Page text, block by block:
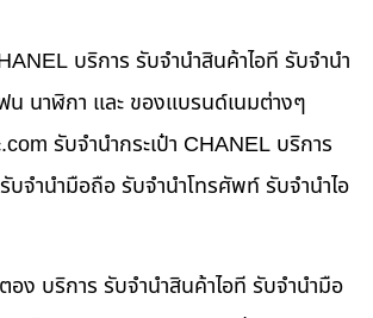
บริการ รับจำนำสินค้าไอที รับจำนำ
น นาฬิกา และ ของแบรนด์เนมต่างๆ
รับจำนำกระเป๋า CHANEL บริการ
บจำนำมือถือ รับจำนำโทรศัพท์ รับจำนำไอ
อง บริการ รับจำนำสินค้าไอที รับจำนำมือ